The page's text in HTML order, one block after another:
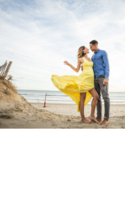
Montpellier en bord de
de vous présenter cette très
lumineuse et estivale
de grossesse. La cliente
ses vacances a voulu
moment précieux de sa
la mer. Nous avons